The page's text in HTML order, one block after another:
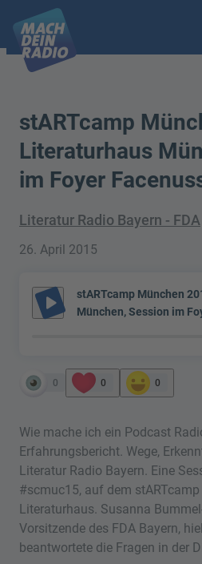
stARTcamp
Literaturhaus
im Foyer
Literatur Radio Bayern - FDA
26. April 2015
play_arrow
stARTcamp München
München, Session im
0 0 0
Wie mache ich ein Podcast
Erfahrungsbericht. Wege,
Literatur Radio Bayern. Eine
#scmuc15, auf dem
Literaturhaus. Susanna
Vorsitzende des FDA Bayern,
beantwortete die Fragen in der